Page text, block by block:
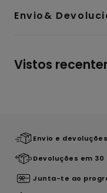
Envio&
Vistos
Envio e
Devoluções em 30
Junta-te ao